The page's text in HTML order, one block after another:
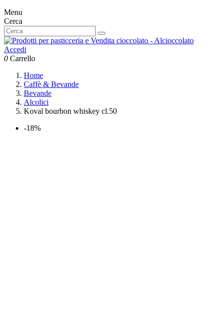
Menu
Cerca
Accedi
0 Carrello
Home
Caffè & Bevande
Bevande
Alcolici
Koval bourbon whiskey cl.50
-18%